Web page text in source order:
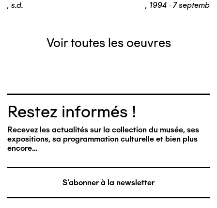
, s.d.
, 1994 - 7
Voir toutes les oeuvres
Restez informés !
Recevez les actualités sur la collection du musée, ses
expositions, sa programmation culturelle et bien plus
encore…
S'abonner à la newsletter